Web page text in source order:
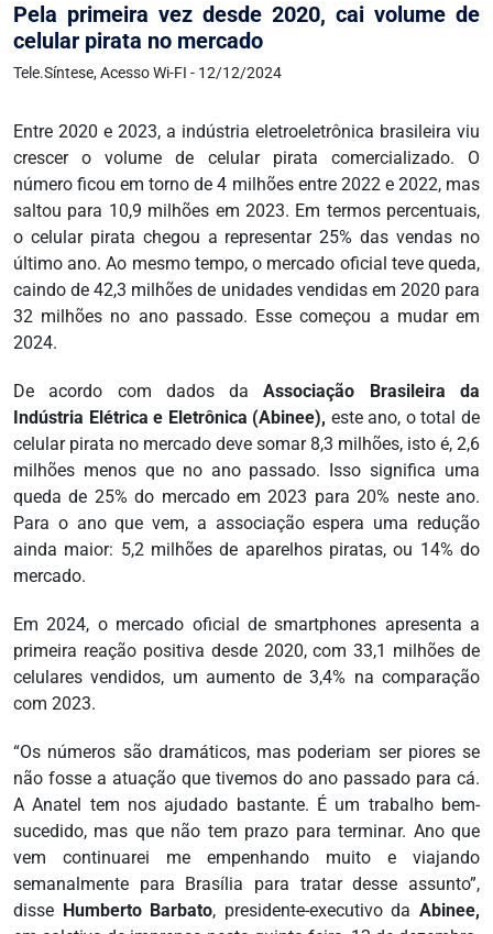
Pela primeira vez desde 2020, cai volume de
celular pirata no mercado
Tele.Síntese, Acesso Wi-FI - 12/12/2024
Entre 2020 e 2023, a indústria eletroeletrônica brasileira viu
crescer o volume de celular pirata comercializado. O
número ficou em torno de 4 milhões entre 2022 e 2022, mas
saltou para 10,9 milhões em 2023. Em termos percentuais,
o celular pirata chegou a representar 25% das vendas no
último ano. Ao mesmo tempo, o mercado oficial teve queda,
caindo de 42,3 milhões de unidades vendidas em 2020 para
32 milhões no ano passado. Esse começou a mudar em
2024.
De acordo com dados daAssociação Brasileira da
Indústria Elétrica e Eletrônica (Abinee), este ano, o total de
celular pirata no mercado deve somar 8,3 milhões, isto é, 2,6
milhões menos que no ano passado. Isso significa uma
queda de 25% do mercado em 2023 para 20% neste ano.
Para o ano que vem, a associação espera uma redução
ainda maior: 5,2 milhões de aparelhos piratas, ou 14% do
mercado.
Em 2024, o mercado oficial de smartphones apresenta a
primeira reação positiva desde 2020, com 33,1 milhões de
celulares vendidos, um aumento de 3,4% na comparação
com 2023.
“Os números são dramáticos, mas poderiam ser piores se
não fosse a atuação que tivemos do ano passado para cá.
A Anatel tem nos ajudado bastante. É um trabalho bem-
sucedido, mas que não tem prazo para terminar. Ano que
vem continuarei me empenhando muito e viajando
semanalmente para Brasília para tratar desse assunto”,
disse Humberto Barbato, presidente-executivo daAbinee,